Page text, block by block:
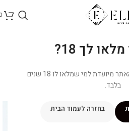
לך 18?
הכניסה והרכישה בחנות האתר מיועדת למי שמלאו לו 18 שנים
בלבד.
בחזרה לעמוד הבית